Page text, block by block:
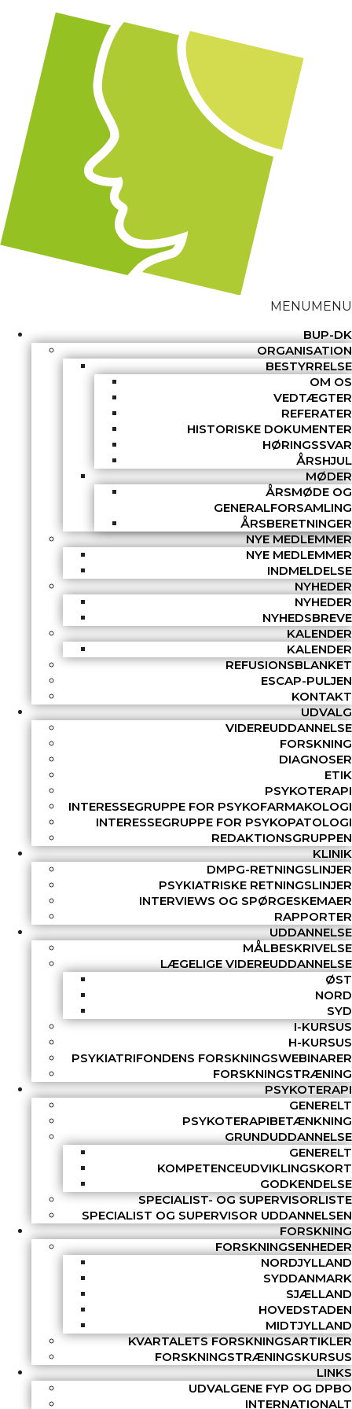
MENUMENU
BUP-DK
ORGANISATION
BESTYRRELSE
OM OS
VEDTÆGTER
REFERATER
HISTORISKE DOKUMENTER
HØRINGSSVAR
ÅRSHJUL
MØDER
ÅRSMØDE OG
GENERALFORSAMLING
ÅRSBERETNINGER
NYE MEDLEMMER
NYE MEDLEMMER
INDMELDELSE
NYHEDER
NYHEDER
NYHEDSBREVE
KALENDER
KALENDER
REFUSIONSBLANKET
ESCAP-PULJEN
KONTAKT
UDVALG
VIDEREUDDANNELSE
FORSKNING
DIAGNOSER
ETIK
PSYKOTERAPI
INTERESSEGRUPPE FOR PSYKOFARMAKOLOGI
INTERESSEGRUPPE FOR PSYKOPATOLOGI
REDAKTIONSGRUPPEN
KLINIK
DMPG-RETNINGSLINJER
PSYKIATRISKE RETNINGSLINJER
INTERVIEWS OG SPØRGESKEMAER
RAPPORTER
UDDANNELSE
MÅLBESKRIVELSE
LÆGELIGE VIDEREUDDANNELSE
ØST
NORD
SYD
I-KURSUS
H-KURSUS
PSYKIATRIFONDENS FORSKNINGSWEBINARER
FORSKNINGSTRÆNING
PSYKOTERAPI
GENERELT
PSYKOTERAPIBETÆNKNING
GRUNDUDDANNELSE
GENERELT
KOMPETENCEUDVIKLINGSKORT
GODKENDELSE
SPECIALIST- OG SUPERVISORLISTE
SPECIALIST OG SUPERVISOR UDDANNELSEN
FORSKNING
FORSKNINGSENHEDER
NORDJYLLAND
SYDDANMARK
SJÆLLAND
HOVEDSTADEN
MIDTJYLLAND
KVARTALETS FORSKNINGSARTIKLER
FORSKNINGSTRÆNINGSKURSUS
LINKS
UDVALGENE FYP OG DPBO
INTERNATIONALT